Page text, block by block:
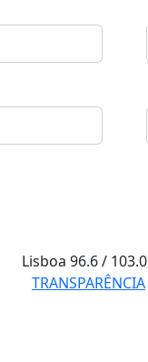
Lisboa96.6 / 103.0
TRANSPARÊNCIA